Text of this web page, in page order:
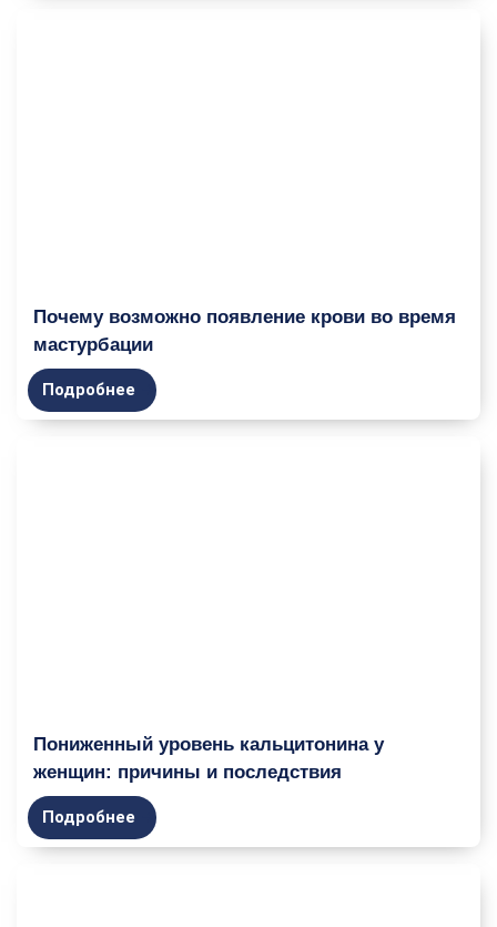
Почему возможно появление крови во время
мастурбации
Подробнее
Пониженный уровень кальцитонина у
женщин: причины и последствия
Подробнее